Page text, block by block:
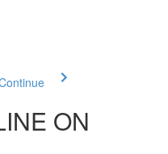
ON